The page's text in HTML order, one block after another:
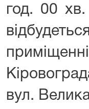
год. 00
вул.